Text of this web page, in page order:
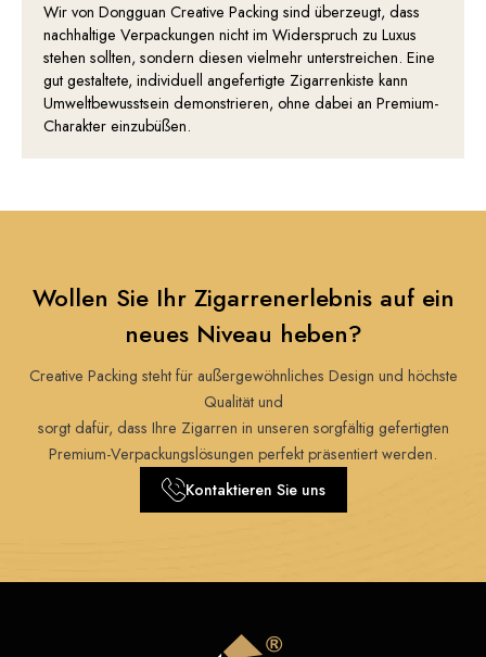
Wir von Dongguan Creative Packing sind überzeugt, dass
nachhaltige Verpackungen nicht im Widerspruch zu Luxus
stehen sollten, sondern diesen vielmehr unterstreichen. Eine
gut gestaltete, individuell angefertigte Zigarrenkiste kann
Umweltbewusstsein demonstrieren, ohne dabei an Premium-
Charakter einzubüßen.
Wollen Sie Ihr Zigarrenerlebnis auf ein
neues Niveau heben?
Creative Packing steht für außergewöhnliches Design und höchste
Qualität und
sorgt dafür, dass Ihre Zigarren in unseren sorgfältig gefertigten
Premium-Verpackungslösungen perfekt präsentiert werden.
Kontaktieren Sie uns